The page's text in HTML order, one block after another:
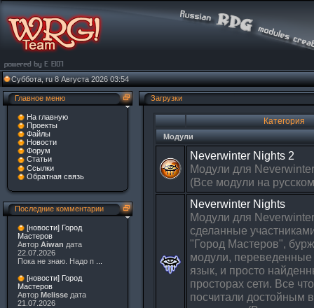
Суббота, ru 8 Августа 2026 03:54
Главное меню
На главную
Проекты
Файлы
Новости
Форум
Статьи
Ссылки
Обратная связь
Последние комментарии
[новости] Город
Мастеров
Автор Aiwan дата
22.07.2026
Пока не знаю. Надо п
[новости] Город
Мастеров
Автор Melisse дата
21.07.2026
Загрузки
Категория
Модули
Neverwinter Nights 2
Модули для
(Все модули на
Neverwinter Nights
Модули для
сделанные
"Город Мастеров",
модули, переведенные
язык, и просто
просторах сети. Все
посчитали достойным